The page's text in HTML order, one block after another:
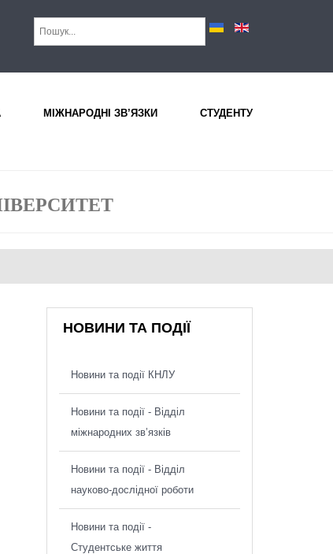
МІЖНАРОДНІ ЗВ’ЯЗКИ СТУДЕНТУ
НОВИНИ ТА ПОДІЇ
Новини та події КНЛУ
Новини та події - Відділ
міжнародних зв’язків
Новини та події - Відділ
науково-дослідної роботи
Новини та події -
Студентське життя